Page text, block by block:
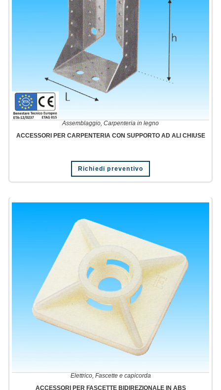
Assemblaggio Carpenteria in legno
ACCESSORI PER CARPENTERIA CON SUPPORTO AD ALI CHIUSE
Richiedi preventivo
Elettrico, Fascette e capicorda
ACCESSORI PER FASCETTE BIDIREZIONALE IN ABS